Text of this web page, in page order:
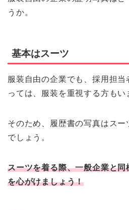
うか。
基本はスーツ
服装自由の企業でも、採用担当
っては、服装を重視する方もい
そのため、履歴書の写真はスー
でしょう。
スーツを着る際、一般企業と
を心がけましょう！